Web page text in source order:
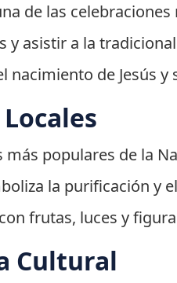
de las
y asistir a la
nacimiento de Jesús y
más populares de la
la purificación y
frutas, luces y
Cultural